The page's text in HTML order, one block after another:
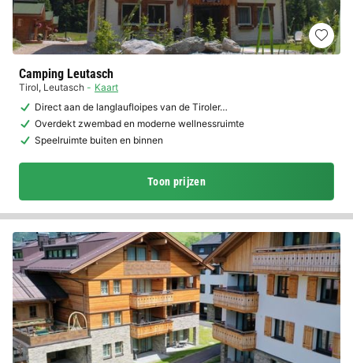
Camping Leutasch
Tirol, Leutasch
Kaart
Direct aan de langlaufloipes van de Tiroler…
Overdekt zwembad en moderne wellnessruimte
Speelruimte buiten en binnen
Toon prijzen